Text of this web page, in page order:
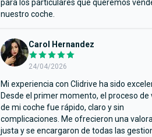
para los particulares que queremos
nuestro coche.
Carol Hernandez
24/04/2026
Mi experiencia con Clidrive ha sido
Desde el primer momento, el proceso de
de mi coche fue rápido, claro y sin
complicaciones. Me ofrecieron una
justa y se encargaron de todas las